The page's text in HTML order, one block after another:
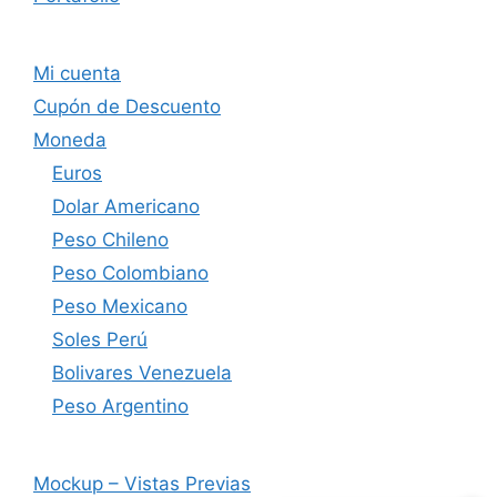
Mi cuenta
Cupón de Descuento
Moneda
Euros
Dolar Americano
Peso Chileno
Peso Colombiano
Peso Mexicano
Soles Perú
Bolivares Venezuela
Peso Argentino
Mockup – Vistas Previas